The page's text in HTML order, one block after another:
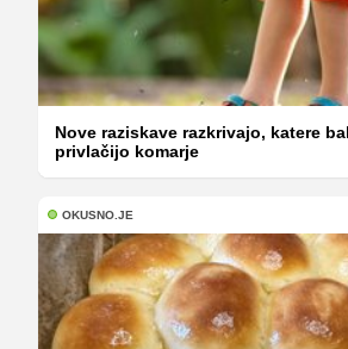
Nove raziskave razkrivajo, katere
privlačijo komarje
OKUSNO.JE